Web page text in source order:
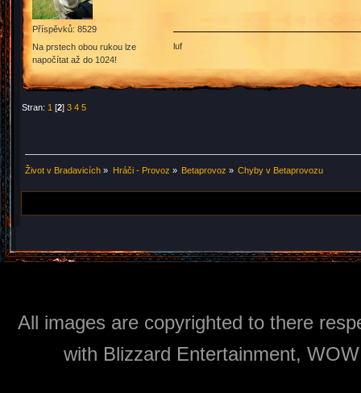
Příspěvků: 8529
Na prstech obou rukou lze
napočítat až do 1024!
luf
Stran: 1 [2]3 4 5
Život v Bradavicích » Hráči - Provoz » Betaprovoz » Chyby v Betaprovozu
All images are copyrighted to there
with Blizzard Entertainment,